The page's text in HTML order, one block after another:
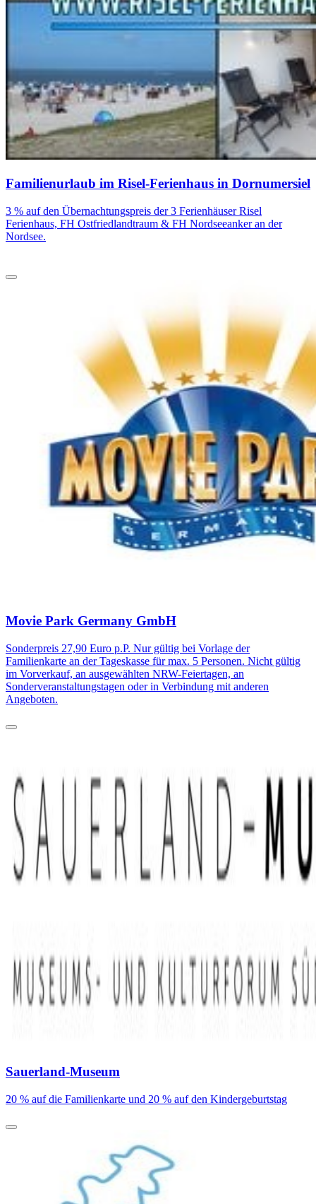
Familienurlaub im Risel-Ferienhaus in Dornumersiel
3 % auf den Übernachtungspreis der 3 Ferienhäuser Risel
Ferienhaus, FH Ostfriedlandtraum & FH Nordseeanker an der
Nordsee.
Movie Park Germany GmbH
Sonderpreis 27,90 Euro p.P. Nur gültig bei Vorlage der
Familienkarte an der Tageskasse für max. 5 Personen. Nicht gültig
im Vorverkauf, an ausgewählten NRW-Feiertagen, an
Sonderveranstaltungstagen oder in Verbindung mit anderen
Angeboten.
Sauerland-Museum
20 % auf die Familienkarte und 20 % auf den Kindergeburtstag